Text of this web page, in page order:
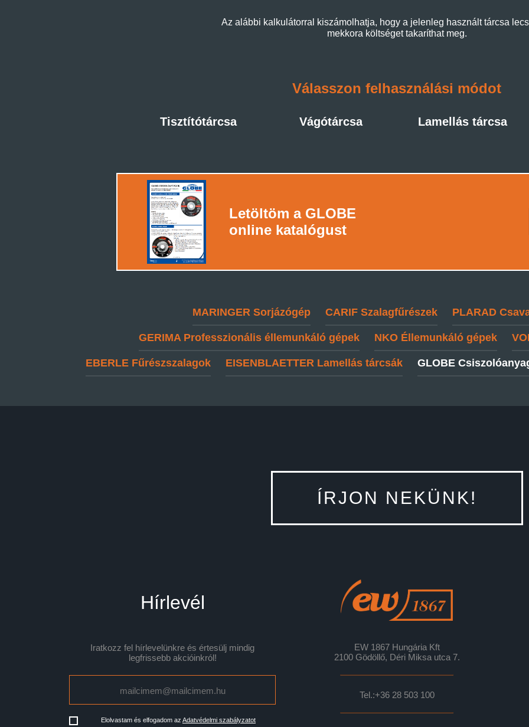
Az alábbi kalkulátorral kiszámolhatja, hogy a jelenleg használt tárcsa
mekkora költséget takaríthat meg.
Válasszon felhasználási módot
Tisztítótárcsa Vágótárcsa Lamellás tárcsa
Letöltöm a GLOBE
online katalógust
MARINGER Sorjázógép CARIF Szalagfűrészek PLARAD
GERIMA Professzionális éllemunkáló gépek NKO Éllemunkáló gépek
EBERLE Fűrészszalagok EISENBLAETTER Lamellás tárcsák GLOBE
ÍRJON NEKÜNK!
Hírlevél
Iratkozz fel hírlevelünkre és értesülj mindig
legfrissebb akcióinkról!
Elolvastam és elfogadom az Adatvédelmi szabályzatot
EW 1867 Hungária Kft
2100 Gödöllő, Déri Miksa utca 7.
Tel.:+36 28 503 100